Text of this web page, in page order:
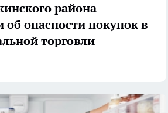
района
об опасности покупок в
торговли